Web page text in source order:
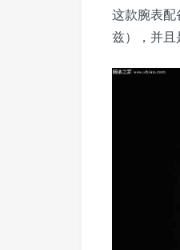
这款腕表配
兹），并且